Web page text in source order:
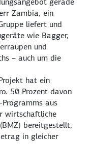
Zambia, ein
liefert und
wie Bagger,
und
– auch um die
hat ein
50 Prozent davon
aus
wirtschaftliche
bereitgestellt,
in gleicher